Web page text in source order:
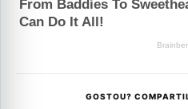
GOSTOU?